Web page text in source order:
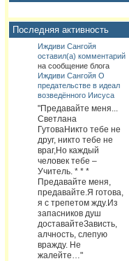
Последняя активность
Иждиви Сангойя
оставил(а) комментарий
на сообщение блога
Иждиви Сангойя О
предательстве в идеал
возведённого Иисуса
"Предавайте меня...
Светлана
ГутоваНикто тебе не
друг, никто тебе не
враг,Но каждый
человек тебе –
Учитель. * * *
Предавайте меня,
предавайте.Я готова,
я с трепетом жду.Из
запасников душ
доставайтеЗависть,
алчность, слепую
вражду. Не
жалейте…"